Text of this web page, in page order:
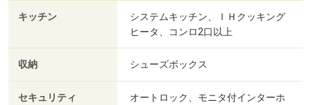
キッチン
システムキッチン、ＩＨクッキング
ヒータ、コンロ2口以上
収納 シューズボックス
セキュリティ
オートロック、モニタ付インターホ